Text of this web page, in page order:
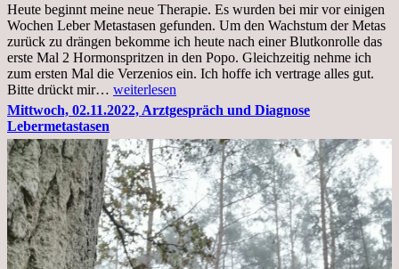
Heute beginnt meine neue Therapie. Es wurden bei mir vor einigen
Wochen Leber Metastasen gefunden. Um den Wachstum der Metas
zurück zu drängen bekomme ich heute nach einer Blutkonrolle das
erste Mal 2 Hormonspritzen in den Popo. Gleichzeitig nehme ich
zum ersten Mal die Verzenios ein. Ich hoffe ich vertrage alles gut.
Bitte drückt mir… Mittwoch,
09.11.2022
weiterlesen
Mittwoch, 02.11.2022, Arztgespräch und Diagnose
Lebermetastasen